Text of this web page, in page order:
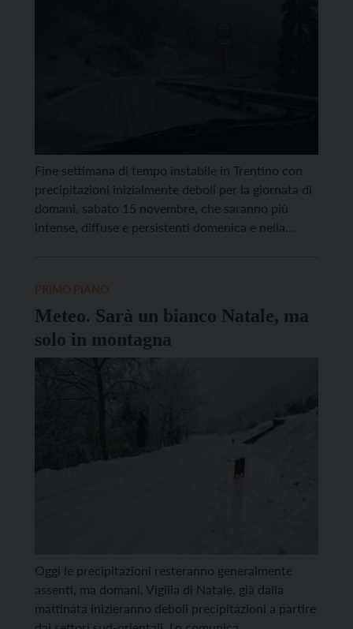
Fine settimana di tempo instabile in Trentino con
precipitazioni inizialmente deboli per la giornata di
domani, sabato 15 novembre, che saranno più
intense, diffuse e persistenti domenica e nella
Meteo. Sarà un bianco Natale, ma
solo in montagna
Oggi le precipitazioni resteranno generalmente
assenti, ma domani, Vigilia di Natale, già dalla
mattinata inizieranno deboli precipitazioni a partire